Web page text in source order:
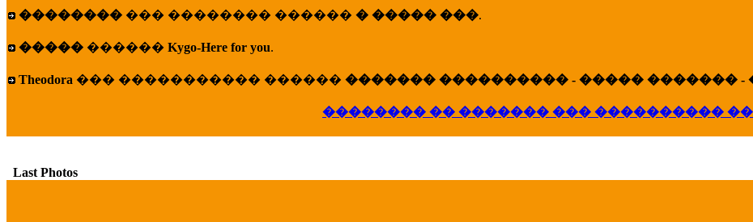
�������� ��� �������� ������ � ����� ���.
����� ������ Kygo-Here for you.
Theodora ��� ����������� ������ ������� ���������� - ����� ������� -
�������� �� ������� ��� ����������
Last Photos